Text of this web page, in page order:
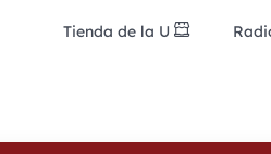
Tienda de la U